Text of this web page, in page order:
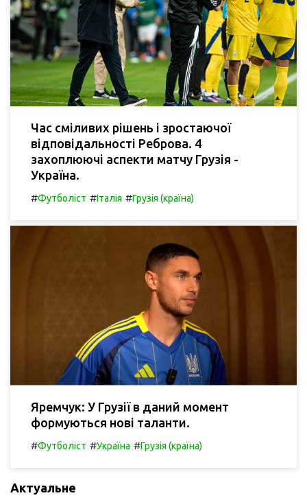
Час сміливих рішень і зростаючої
відповідальності Реброва. 4
захоплюючі аспекти матчу Грузія -
Україна.
#Футболіст #Італія #Грузія (країна)
Яремчук: У Грузії в даний момент
формуються нові таланти.
#Футболіст #Україна #Грузія (країна)
Актуальне